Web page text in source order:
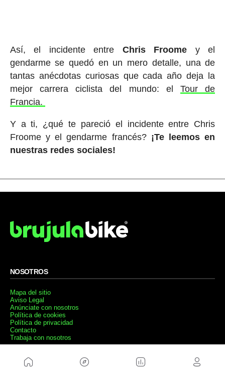
Así, el incidente entre Chris Froome y el
gendarme se quedó en un mero detalle, una de
tantas anécdotas curiosas que cada año deja la
mejor carrera ciclista del mundo: elTour de
Francia.
Y a ti, ¿qué te pareció el incidente entre Chris
Froome y el gendarme francés?¡Te leemos en
nuestras redes sociales!
NOSOTROS
Mapa del sitio
Aviso Legal
Anúnciate con nosotros
Política de cookies
Política de privacidad
Contacto
Trabaja con nosotros
WEBS AMIGAS